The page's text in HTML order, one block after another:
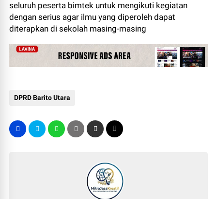
seluruh peserta bimtek untuk mengikuti kegiatan
dengan serius agar ilmu yang diperoleh dapat
diterapkan di sekolah masing-masing
DPRD Barito Utara